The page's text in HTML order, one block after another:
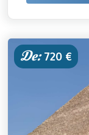
De:720 €